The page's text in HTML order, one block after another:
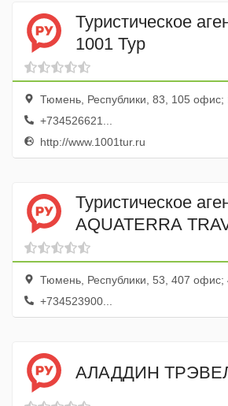
Туристическое
1001 Тур
Тюмень, Республики, 83, 105 офис;
+734526621...
http://www.1001tur.ru
Туристическое
AQUATERRA
Тюмень, Республики, 53, 407 офис;
+734523900...
АЛАДДИН